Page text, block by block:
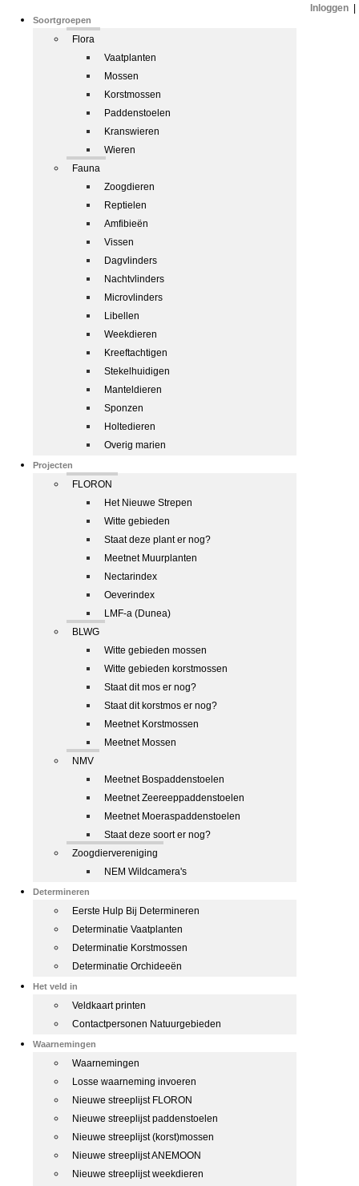
Soortgroepen
Flora
Vaatplanten
Mossen
Korstmossen
Paddenstoelen
Kranswieren
Wieren
Fauna
Zoogdieren
Reptielen
Amfibieën
Vissen
Dagvlinders
Nachtvlinders
Microvlinders
Libellen
Weekdieren
Kreeftachtigen
Stekelhuidigen
Manteldieren
Sponzen
Holtedieren
Overig marien
Projecten
FLORON
Het Nieuwe Strepen
Witte gebieden
Staat deze plant er nog?
Meetnet Muurplanten
Nectarindex
Oeverindex
LMF-a (Dunea)
BLWG
Witte gebieden mossen
Witte gebieden korstmossen
Staat dit mos er nog?
Staat dit korstmos er nog?
Meetnet Korstmossen
Meetnet Mossen
NMV
Meetnet Bospaddenstoelen
Meetnet Zeereeppaddenstoelen
Meetnet Moeraspaddenstoelen
Staat deze soort er nog?
Zoogdiervereniging
NEM Wildcamera's
Determineren
Eerste Hulp Bij Determineren
Determinatie Vaatplanten
Determinatie Korstmossen
Determinatie Orchideeën
Het veld in
Veldkaart printen
Contactpersonen Natuurgebieden
Waarnemingen
Waarnemingen
Losse waarneming invoeren
Nieuwe streeplijst FLORON
Nieuwe streeplijst paddenstoelen
Nieuwe streeplijst (korst)mossen
Nieuwe streeplijst ANEMOON
Nieuwe streeplijst weekdieren
Inloggen